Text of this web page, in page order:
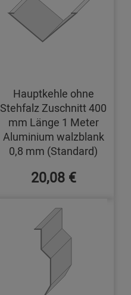
Hauptkehle ohne
Stehfalz Zuschnitt 400
mm Länge 1 Meter
Aluminium walzblank
0,8 mm (Standard)
20,08 €